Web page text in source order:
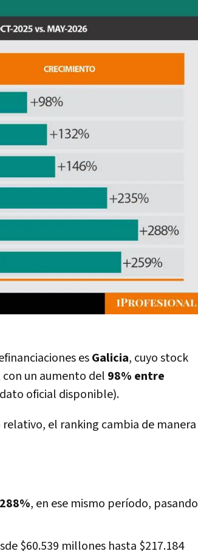
esGalicia, cuyo stock
con un aumento del 98% entre
oficial disponible).
el ranking cambia de manera
, en ese mismo período, pasando
$60.539 millones hasta $217.184